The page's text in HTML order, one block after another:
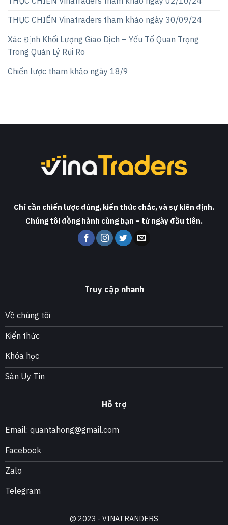
THỰC CHIẾN Vinatraders tham khảo ngày 30/09/24
Xác Định Khối Lượng Giao Dịch – Yếu Tố Quan Trọng
Trong Quản Lý Rủi Ro
Chiến lược tham khảo ngày 18/9
Chỉ cần chiến lược đúng, kiến thức chắc, và sự kiên định.
Chúng tôi đồng hành cùng bạn – từ ngày đầu tiên.
Truy cập nhanh
Về chúng tôi
Kiến thức
Khóa học
Sàn Uy Tín
Hỗ trợ
Email: quantahong@gmail.com
Facebook
Zalo
Telegram
@ 2023 - VINATRANDERS